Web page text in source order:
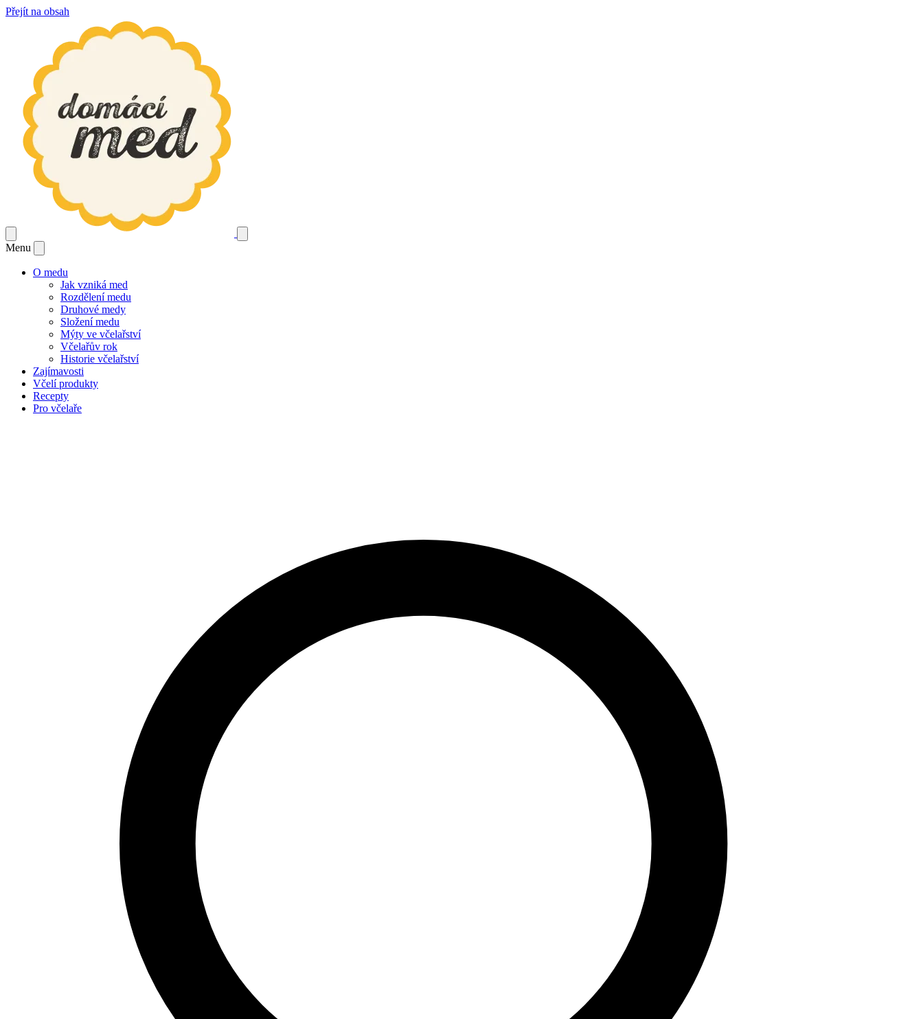
Přejít na obsah
Menu
O medu
Jak vzniká med
Rozdělení medu
Druhové medy
Složení medu
Mýty ve včelařství
Včelařův rok
Historie včelařství
Zajímavosti
Včelí produkty
Recepty
Pro včelaře